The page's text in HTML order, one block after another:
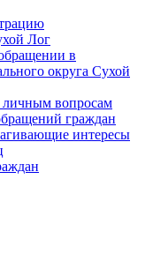
Лог
в
округа Сухой
личным вопросам
граждан
интересы